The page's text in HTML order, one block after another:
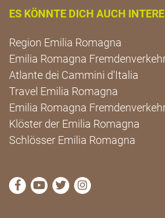
ES KÖNNTE DICH AUCH
Region Emilia Romagna
Emilia Romagna
Atlante dei Cammini d'Italia
Travel Emilia Romagna
Emilia Romagna
Klöster der Emilia Romagna
Schlösser Emilia Romagna
die Seite Facebook von
die Seite YouTube von
die Seite Twitter
die Seite